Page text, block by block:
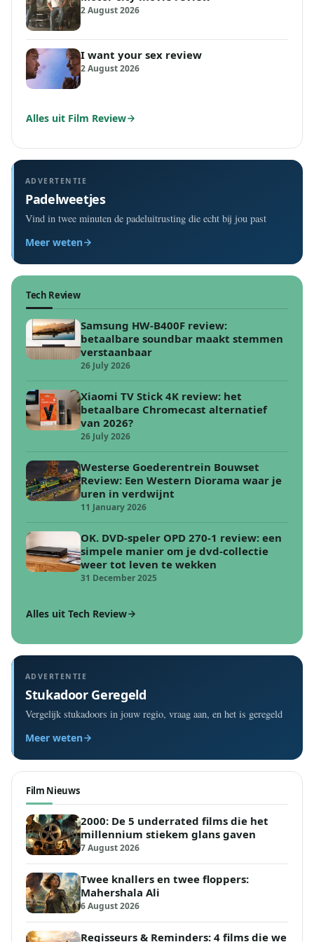
2 August 2026
I want your sex review
2 August 2026
Alles uit Film Review
ADVERTENTIE
Padelweetjes
Vind in twee minuten de padeluitrusting die echt bij jou past
Meer weten
Tech Review
Samsung HW-B400F review:
betaalbare soundbar maakt stemmen
verstaanbaar
26 July 2026
Xiaomi TV Stick 4K review: het
betaalbare Chromecast alternatief
van 2026?
26 July 2026
Westerse Goederentrein Bouwset
Review: Een Western Diorama waar je
uren in verdwijnt
11 January 2026
OK. DVD-speler OPD 270-1 review: een
simpele manier om je dvd-collectie
weer tot leven te wekken
31 December 2025
Alles uit Tech Review
ADVERTENTIE
Stukadoor Geregeld
Vergelijk stukadoors in jouw regio, vraag aan, en het is geregeld
Meer weten
Film Nieuws
2000: De 5 underrated films die het
millennium stiekem glans gaven
7 August 2026
Twee knallers en twee floppers:
Mahershala Ali
6 August 2026
Regisseurs & Reminders: 4 films die we